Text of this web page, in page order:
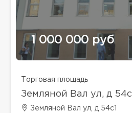
1 000 000 руб
Торговая площадь
Земляной Вал ул, д 54с1
Земляной Вал ул, д 54с1